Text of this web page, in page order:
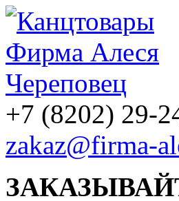
+7 (8202) 29-
zakaz@firma-